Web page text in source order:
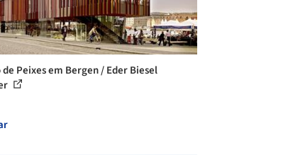
Peixes em Bergen / Eder Biesel